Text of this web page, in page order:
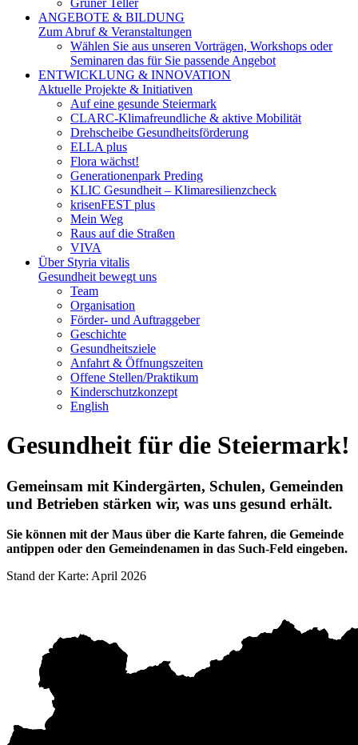
ANGEBOTE & BILDUNG
Zum Abruf & Veranstaltungen
Wählen Sie aus unseren Vorträgen, Workshops oder
Seminaren das für Sie passende Angebot
ENTWICKLUNG & INNOVATION
Aktuelle Projekte & Initiativen
Auf eine gesunde Steiermark
CLARC-Klimafreundliche & aktive Mobilität
Drehscheibe Gesundheitsförderung
ELLA plus
Flora wächst!
Generationenpark Preding
KLIC Gesundheit – Klimaresilienzcheck
krisenFEST plus
Mein Weg
Raus auf die Straßen
VIVA
Über Styria vitalis
Gesundheit bewegt uns
Team
Organisation
Förder- und Auftraggeber
Geschichte
Gesundheitsziele
Anfahrt & Öffnungszeiten
Offene Stellen/Praktikum
Kinderschutzkonzept
English
Gesundheit für die Steiermark!
Gemeinsam mit Kindergärten, Schulen, Gemeinden
und Betrieben stärken wir, was uns gesund erhält.
Sie können mit der Maus über die Karte fahren, die Gemeinde
antippen oder den Gemeindenamen in das Such-Feld eingeben.
Stand der Karte: April 2026